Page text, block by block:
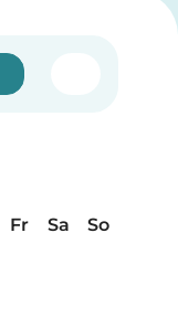
Fr Sa
So